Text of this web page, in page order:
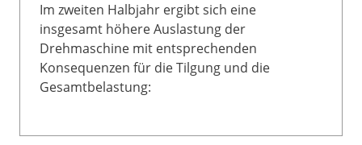
Im zweiten Halbjahr ergibt sich eine
insgesamt höhere Auslastung der
Drehmaschine mit entsprechenden
Konsequenzen für die Tilgung und die
Gesamtbelastung: